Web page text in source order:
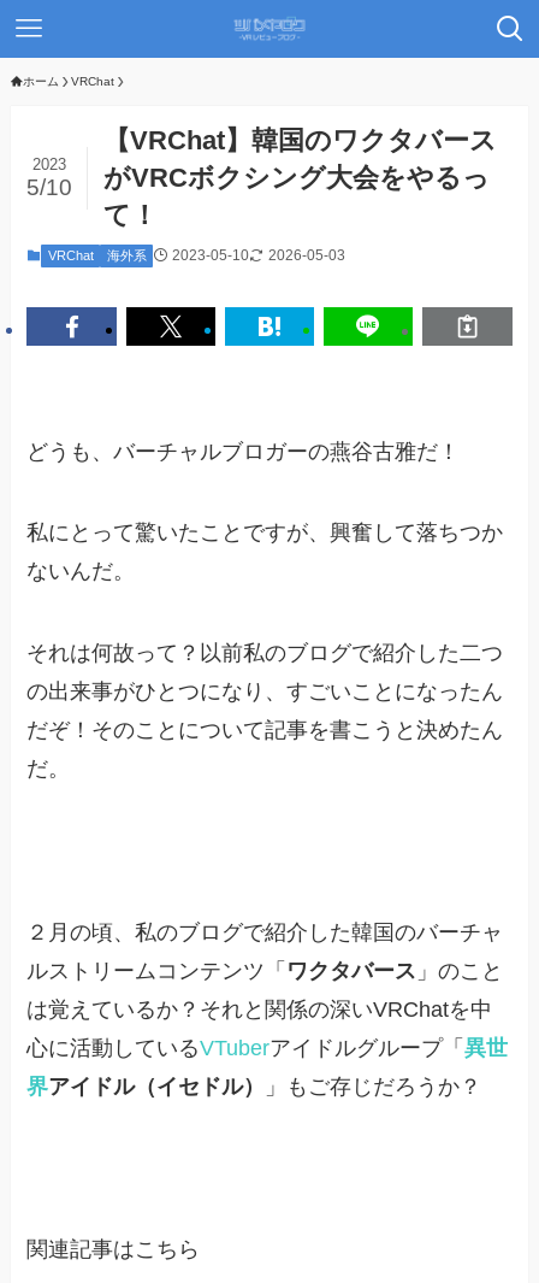
ホーム VRChat
【VRChat】韓国のワクタバース
がVRCボクシング大会をやるっ
て！
2023
5/10
VRChat 海外系 2023-05-10 2026-05-03
どうも、バーチャルブロガーの燕谷古雅だ！
私にとって驚いたことですが、興奮して落ちつか
ないんだ。
それは何故って？以前私のブログで紹介した二つ
の出来事がひとつになり、すごいことになったん
だぞ！そのことについて記事を書こうと決めたん
だ。
２月の頃、私のブログで紹介した韓国のバーチャ
ルストリームコンテンツ「 ワクタバース 」のこと
は覚えているか？それと関係の深いVRChatを中
心に活動しているVTuberアイドルグループ「異世
界アイドル（イセドル） 」もご存じだろうか？
関連記事はこちら